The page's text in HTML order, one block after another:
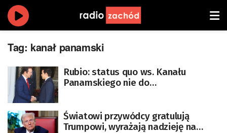
Tag: kanał panamski
Rubio: status quo ws. Kanału
Panamskiego nie do
Światowi przywódcy gratulują
Trumpowi, wyrażają nadzieję na